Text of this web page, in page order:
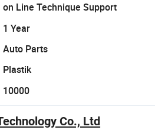
on Line Technique Support
1 Year
Auto Parts
Plastik
10000
Co., Ltd